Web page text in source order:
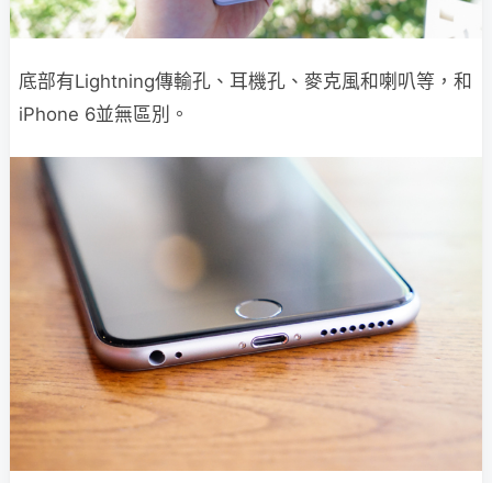
底部有Lightning傳輸孔、耳機孔、麥克風和喇叭等，和
iPhone 6並無區別。